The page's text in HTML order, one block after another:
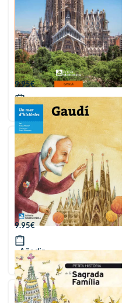
La façana de la Passió de la
Sagrada Família
9.95€
Añadir
Un mar de historias: Gaudí
9.95€
Añadir